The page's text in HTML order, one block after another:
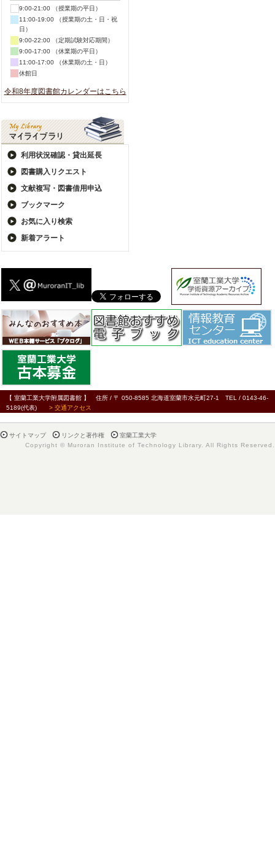
9:00-21:00 （授業期の平日）
11:00-19:00 （授業期の土・日・祝
日）
9:00-22:00 （定期試験対応期間）
9:00-17:00 （休業期の平日）
11:00-17:00 （休業期の土・日）
休館日
令和8年度図書館カレンダーはこちら
利用状況確認・貸出延長
図書購入リクエスト
文献複写・図書借用申込
ブックマーク
お気に入り検索
新着アラート
【 室蘭工業大学附属図書館 】 住所 / 〒 050-8585 北海道室蘭市水元町27-1 TEL / 0143-46-
5189(代表) > 交通アクセス
サイトマップ リンクと著作権
室蘭工業大学
Copyright © Muroran Institute of Technology Library. All Rights Reserved.